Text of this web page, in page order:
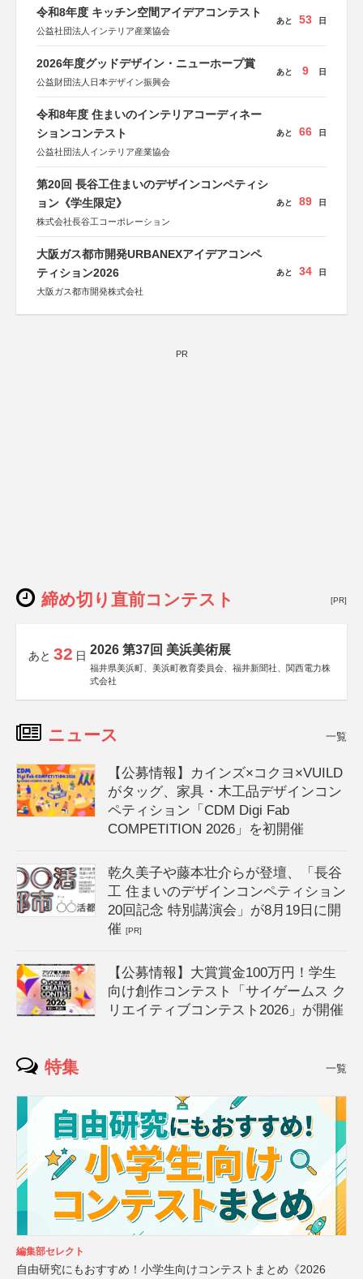
令和8年度 キッチン空間アイデアコンテスト
公益社団法人インテリア産業協会
あと 53 日
2026年度グッドデザイン・ニューホープ賞
公益財団法人日本デザイン振興会
あと 9 日
令和8年度 住まいのインテリアコーディネー
ションコンテスト
公益社団法人インテリア産業協会
あと 66 日
第20回 長谷工住まいのデザインコンペティシ
ョン《学生限定》
株式会社長谷工コーポレーション
あと 89 日
大阪ガス都市開発URBANEXアイデアコンペ
ティション2026
大阪ガス都市開発株式会社
あと 34 日
PR
締め切り直前コンテスト [PR]
あと 32 日 2026 第37回 美浜美術展
福井県美浜町、美浜町教育委員会、福井新聞社、関西電力株
式会社
ニュース 一覧
【公募情報】カインズ×コクヨ×VUILD
がタッグ、家具・木工品デザインコン
ペティション「CDM Digi Fab
COMPETITION 2026」を初開催
乾久美子や藤本壮介らが登壇、「長谷
工 住まいのデザインコンペティション
20回記念 特別講演会」が8月19日に開
催[PR]
【公募情報】大賞賞金100万円！学生
向け創作コンテスト「サイゲームス ク
リエイティブコンテスト2026」が開催
特集 一覧
編集部セレクト
自由研究にもおすすめ！小学生向けコンテストまとめ《2026